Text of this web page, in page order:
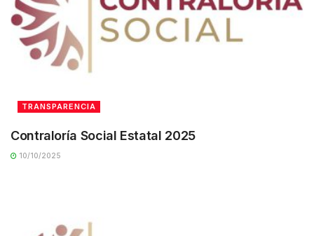
TRANSPARENCIA
Contraloría Social Estatal 2025
10/10/2025